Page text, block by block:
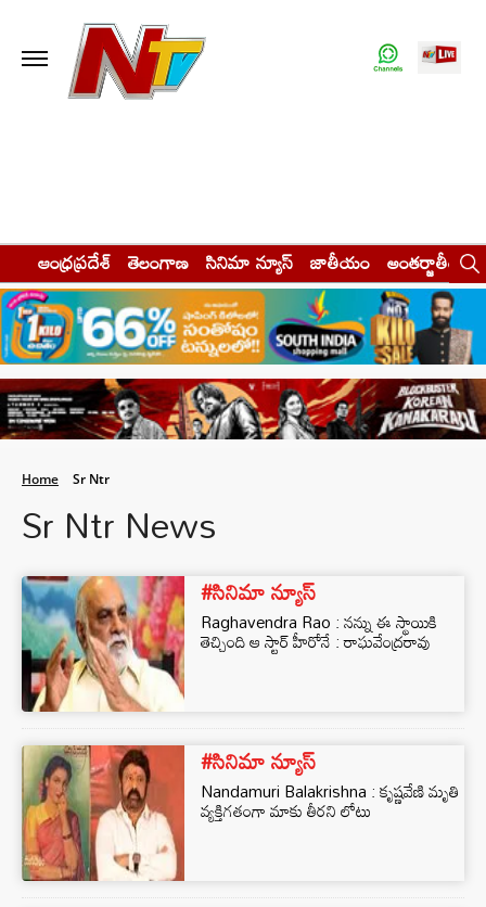
ఆంధ్రప్రదేశ్ తెలంగాణ సినిమా న్యూస్ జాతీయం అంతర్జాతీయం
Home Sr Ntr
Sr Ntr News
#సినిమా న్యూస్
Raghavendra Rao : నన్ను ఈ స్థాయికి
తెచ్చింది ఆ స్టార్ హీరోనే : రాఘవేంద్రరావు
#సినిమా న్యూస్
Nandamuri Balakrishna : కృష్ణవేణి మృతి
వ్యక్తిగతంగా మాకు తీరని లోటు